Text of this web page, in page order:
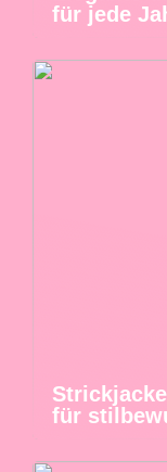
für jede
für